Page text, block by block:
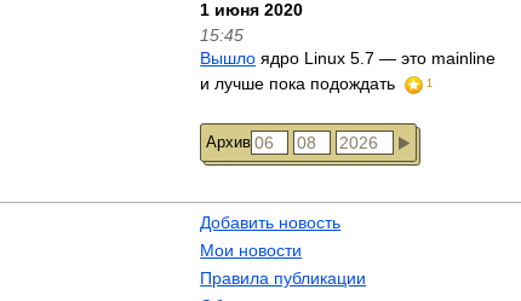
1 июня 2020
15:45
Вышло ядро Linux 5.7 — это mainline
и лучше пока подождать
1
Архив
Добавить новость
Мои новости
Правила публикации